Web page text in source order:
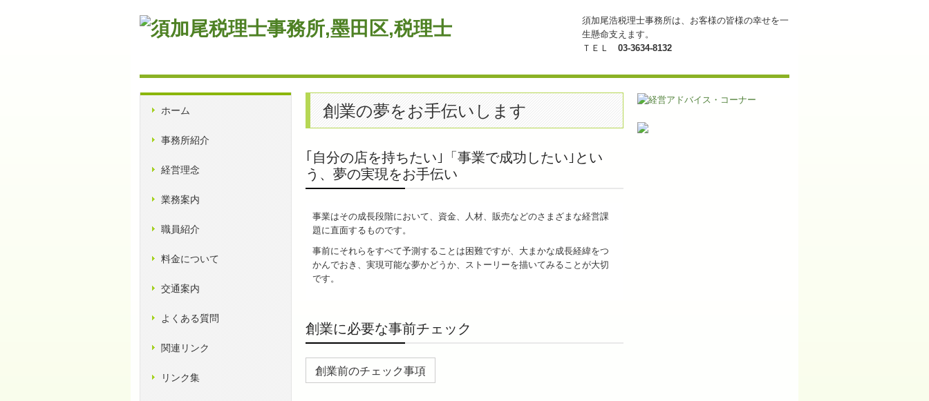
須加尾浩税理士事務所は、お客様の皆様の幸せを一
生懸命支えます。
ＴＥＬ 03-3634-8132
ホーム
事務所紹介
経営理念
業務案内
職員紹介
料金について
交通案内
よくある質問
関連リンク
リンク集
創業の夢をお手伝いします
｢自分の店を持ちたい｣「事業で成功したい｣とい
う、夢の実現をお手伝い
事業はその成長段階において、資金、人材、販売などのさまざまな経営課
題に直面するものです。
事前にそれらをすべて予測することは困難ですが、大まかな成長経緯をつ
かんでおき、実現可能な夢かどうか、ストーリーを描いてみることが大切
です。
創業に必要な事前チェック
創業前のチェック事項